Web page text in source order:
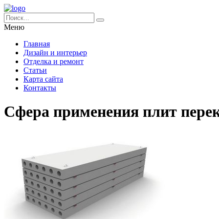
Меню
Главная
Дизайн и интерьер
Отделка и ремонт
Статьи
Карта сайта
Контакты
Сфера применения плит